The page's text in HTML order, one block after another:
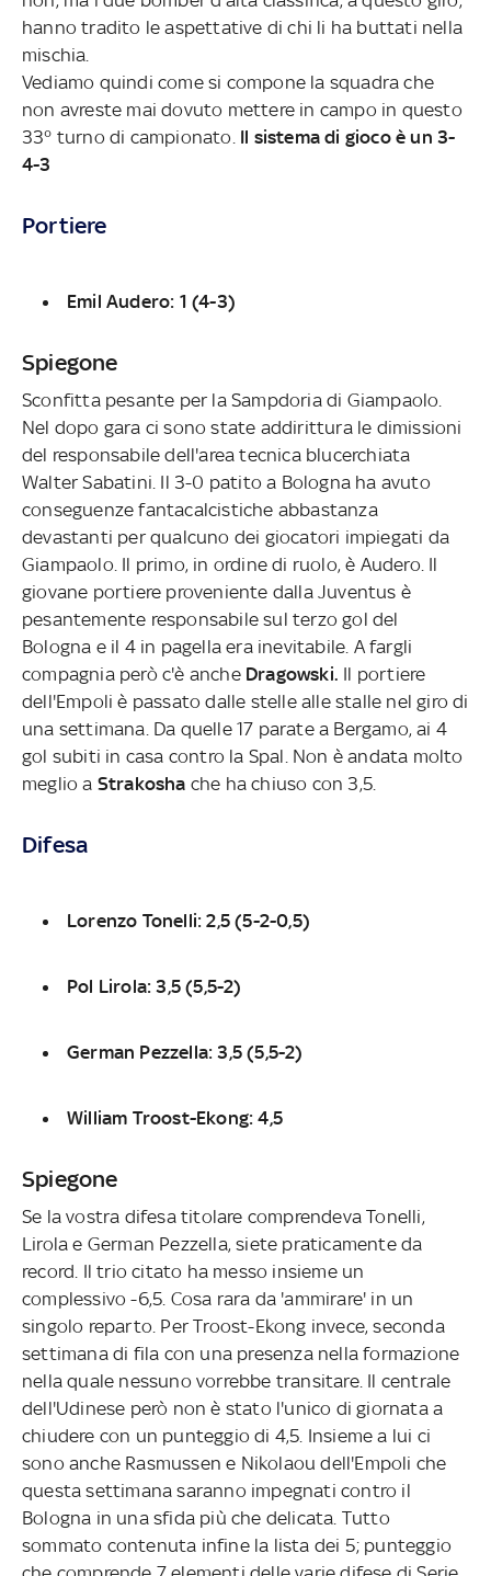
hanno tradito le aspettative di chi li ha buttati nella
mischia.
Vediamo quindi come si compone la squadra che
non avreste mai dovuto mettere in campo in questo
33° turno di campionato. Il sistema di gioco è un 3-
4-3
Portiere
Emil Audero: 1 (4-3)
Spiegone
Sconfitta pesante per la Sampdoria di Giampaolo.
Nel dopo gara ci sono state addirittura le dimissioni
del responsabile dell'area tecnica blucerchiata
Walter Sabatini. Il 3-0 patito a Bologna ha avuto
conseguenze fantacalcistiche abbastanza
devastanti per qualcuno dei giocatori impiegati da
Giampaolo. Il primo, in ordine di ruolo, è Audero. Il
giovane portiere proveniente dalla Juventus è
pesantemente responsabile sul terzo gol del
Bologna e il 4 in pagella era inevitabile. A fargli
compagnia però c'è anche Dragowski. Il portiere
dell'Empoli è passato dalle stelle alle stalle nel giro di
una settimana. Da quelle 17 parate a Bergamo, ai 4
gol subiti in casa contro la Spal. Non è andata molto
meglio a Strakosha che ha chiuso con 3,5.
Difesa
Lorenzo Tonelli: 2,5 (5-2-0,5)
Pol Lirola: 3,5 (5,5-2)
German Pezzella: 3,5 (5,5-2)
William Troost-Ekong: 4,5
Spiegone
Se la vostra difesa titolare comprendeva Tonelli,
Lirola e German Pezzella, siete praticamente da
record. Il trio citato ha messo insieme un
complessivo -6,5. Cosa rara da 'ammirare' in un
singolo reparto. Per Troost-Ekong invece, seconda
settimana di fila con una presenza nella formazione
nella quale nessuno vorrebbe transitare. Il centrale
dell'Udinese però non è stato l'unico di giornata a
chiudere con un punteggio di 4,5. Insieme a lui ci
sono anche Rasmussen e Nikolaou dell'Empoli che
questa settimana saranno impegnati contro il
Bologna in una sfida più che delicata. Tutto
sommato contenuta infine la lista dei 5; punteggio